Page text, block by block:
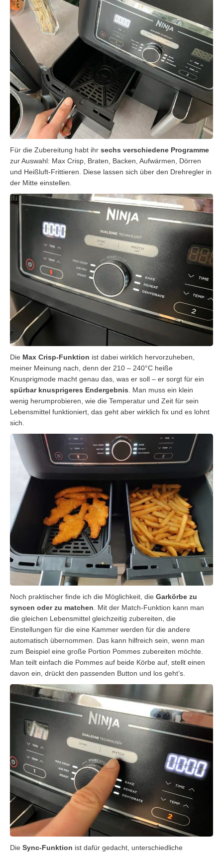
Für die Zubereitung habt ihr sechs verschiedene Programme
zur Auswahl: Max Crisp, Braten, Backen, Aufwärmen, Dörren
und Heißluft-Frittieren. Diese lassen sich über den Drehregler in
der Mitte einstellen.
Die Max Crisp-Funktion ist dabei wirklich hervorzuheben,
meiner Meinung nach, denn der 210 – 240°C heiße
Knusprigmode macht genau das, was er soll – er sorgt für ein
spürbar knusprigeres Endergebnis . Man muss ein klein
wenig herumprobieren, wie die Temperatur und Zeit für sein
Lebensmittel funktioniert, das geht aber wirklich fix und es lohnt
sich.
Noch praktischer finde ich die Möglichkeit, die Garkörbe zu
syncen oder zu matchen. Mit der Match-Funktion kann man
die gleichen Lebensmittel gleichzeitig zubereiten, die
Einstellungen für die eine Kammer werden für die andere
automatisch übernommen. Das kann hilfreich sein, wenn man
zum Beispiel eine große Portion Pommes zubereiten möchte.
Man teilt einfach die Pommes auf beide Körbe auf, stellt einen
davon ein, drückt den passenden Button und los geht’s.
Die Sync-Funktion ist dafür gedacht, unterschiedliche